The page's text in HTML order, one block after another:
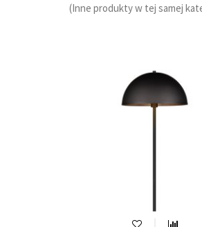
(Inne produkty w tej samej